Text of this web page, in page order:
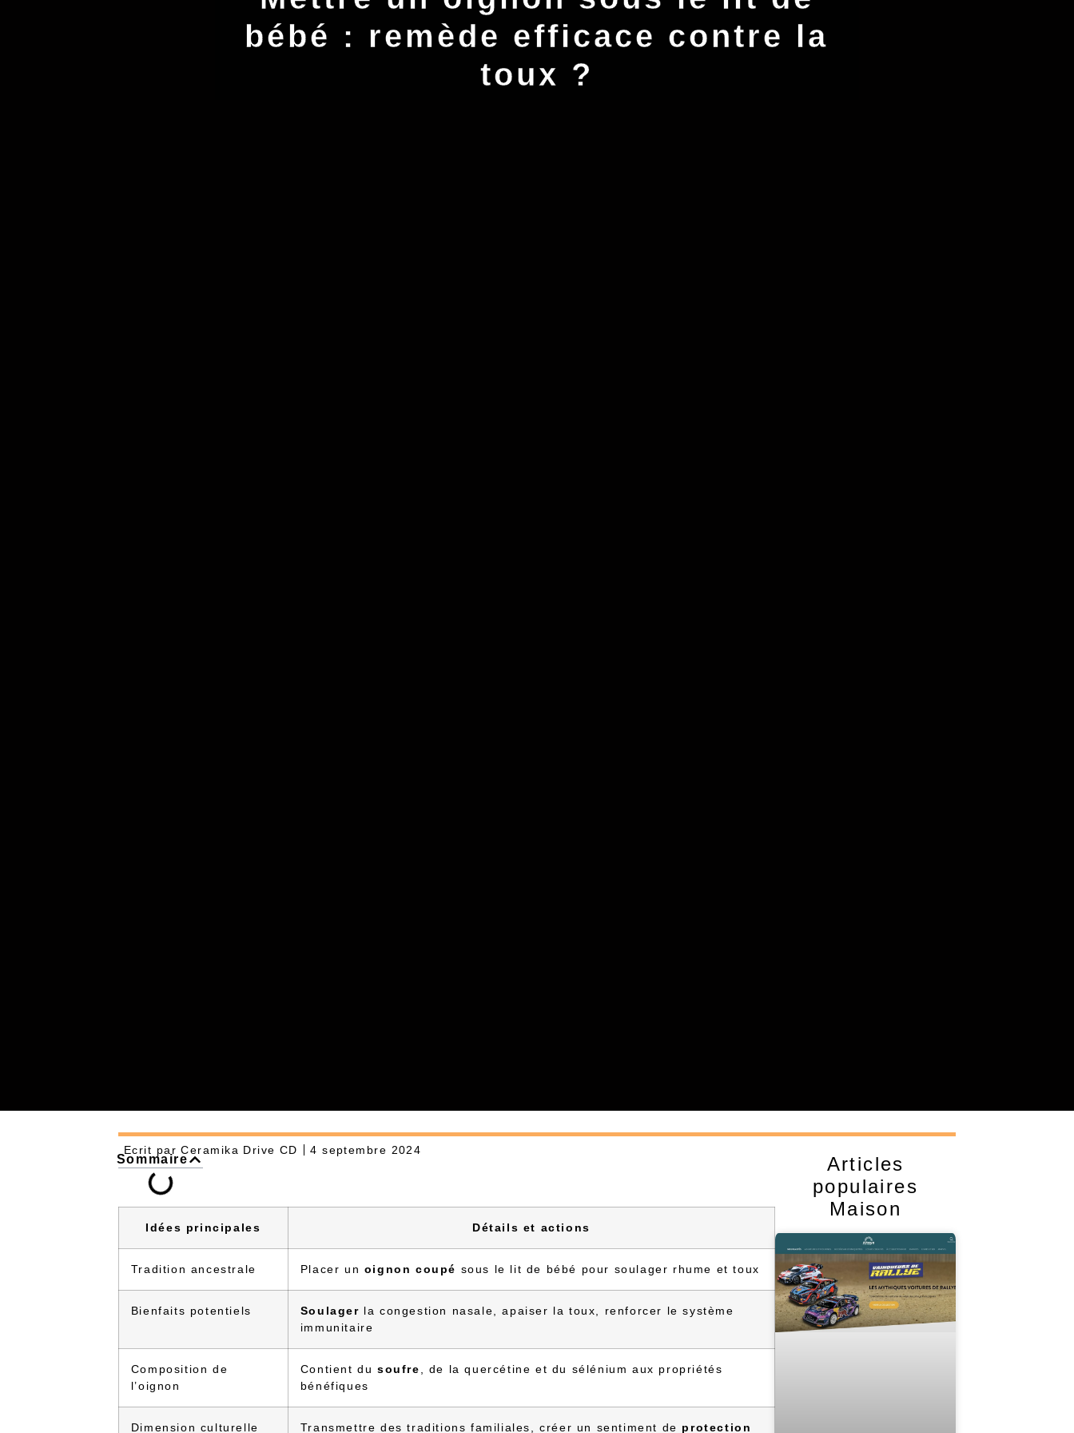
bébé : remède efficace contre la
toux ?
Ecrit par Ceramika Drive CD 4 septembre 2024
Sommaire
Idées principales Détails et actions
Tradition ancestrale Placer un oignon coupé sous le lit de bébé pour soulager rhume et toux
Bienfaits potentiels Soulager la congestion nasale, apaiser la toux, renforcer le système
immunitaire
Composition de
l’oignon
Contient dusoufre
, de la quercétine et du sélénium aux propriétés
bénéfiques
Dimension culturelle Transmettre des traditions familiales, créer un sentiment de protection
Articles
populaires
Maison